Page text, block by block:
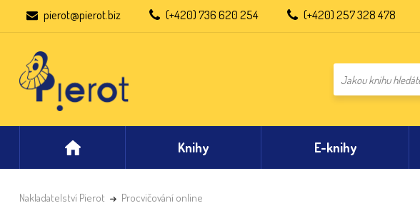
pierot@pierot.biz (+420) 736 620 254 (+420) 257 328 478
Knihy E-knihy
Nakladatelství Pierot Procvičování online